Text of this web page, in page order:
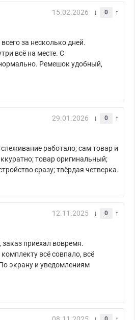
15.02.2026 0
за несколько дней.
всё на месте. С
Ремешок удобный,
29.01.2026 0
работало; сам товар и
товар оригинальный;
сразу; твёрдая четверка.
12.11.2025 0
приехал вовремя.
всё совпало, всё
экрану и уведомлениям